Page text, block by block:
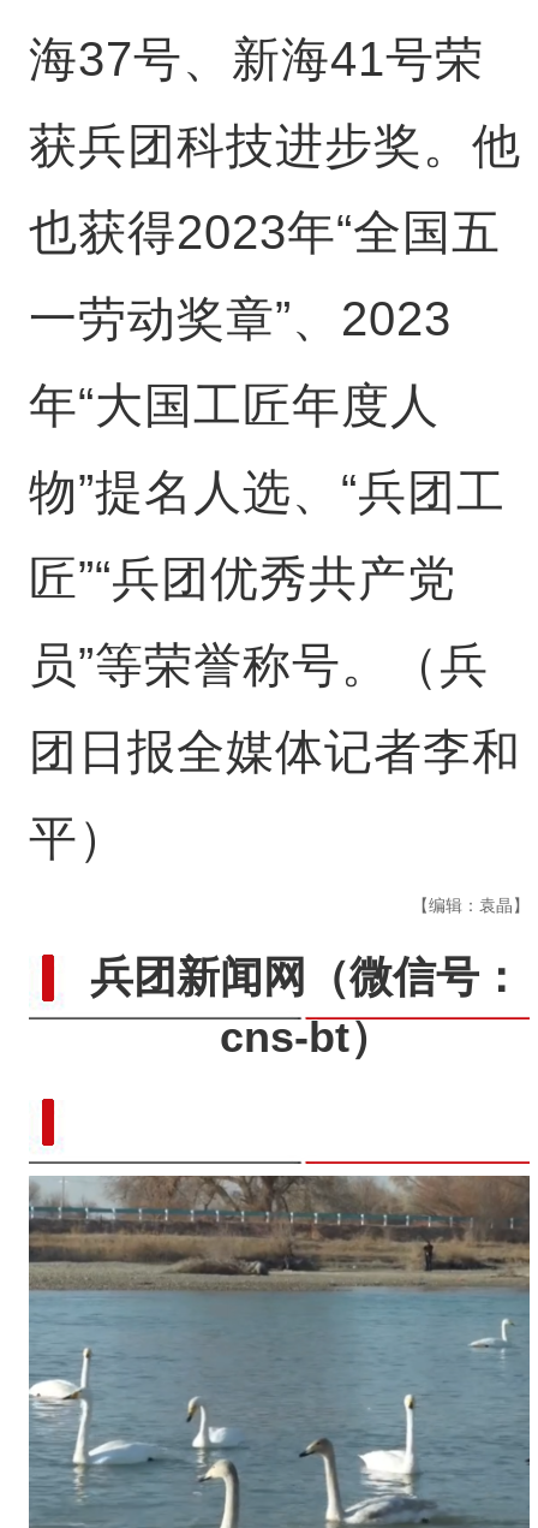
海37号、新海41号荣
获兵团科技进步奖。他
也获得2023年“全国五
一劳动奖章”、2023
年“大国工匠年度人
物”提名人选、“兵团工
匠”“兵团优秀共产党
员”等荣誉称号。（兵
团日报全媒体记者李和
平）
【编辑：袁晶】
兵团新闻网
（微信号：
cns-bt）